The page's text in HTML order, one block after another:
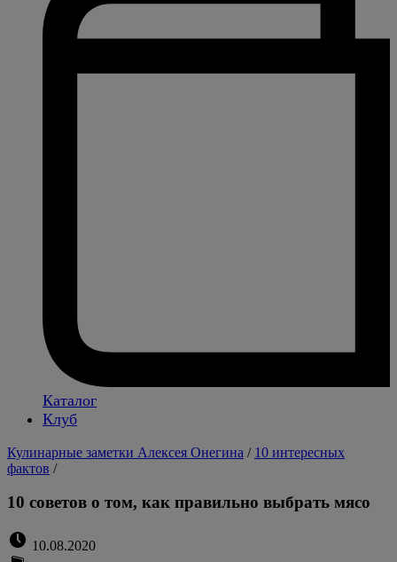
Каталог
Клуб
Кулинарные заметки Алексея Онегина / 10 интересных
фактов /
10 советов о том, как правильно выбрать мясо
10.08.2020